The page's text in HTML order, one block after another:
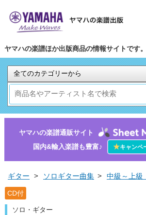
ヤマハの楽譜ほか出版商品の情報サイトです。
ヤマハの楽譜通販サイト
国内&輸入楽譜も豊富♪
★キャンペ
ギター > ソロギター曲集 > 中級～上級
CD付
ソロ・ギター